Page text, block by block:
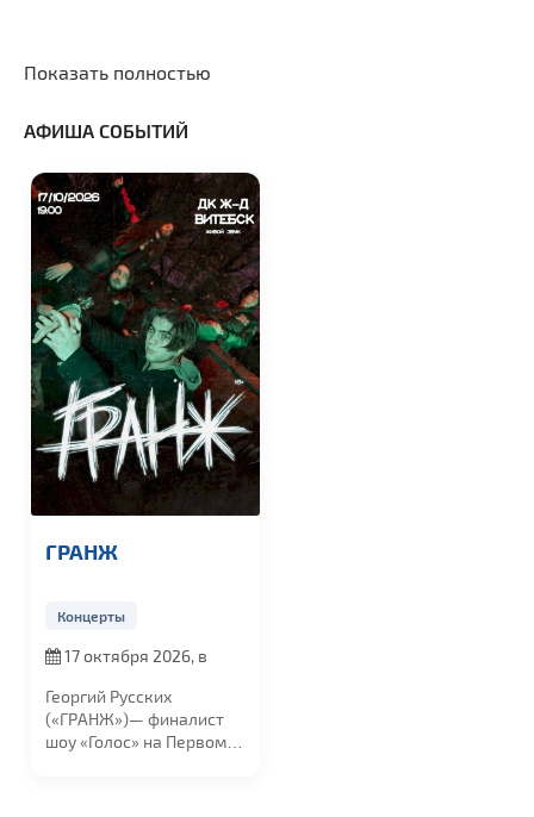
Показать полностью
АФИША СОБЫТИЙ
ГРАНЖ
Концерты
17 октября 2026, в
Георгий Русских
(«ГРАНЖ»)— финалист
шоу «Голос» на Первом